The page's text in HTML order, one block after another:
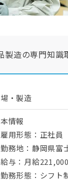
造の専門知識
・製造
情報
用形態：正社員
務地：静岡県富
与：月給
務形態：シフト